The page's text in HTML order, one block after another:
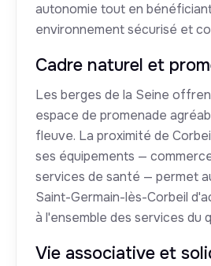
autonomie tout en
environnement sécurisé et
Cadre naturel et
Les berges de la Seine
espace de promenade
fleuve. La proximité de
ses équipements —
services de santé — permet
Saint-Germain-lès-Corbeil
à l'ensemble des services du
Vie associative et